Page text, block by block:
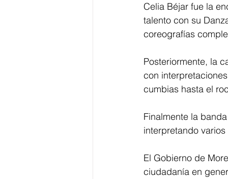
Celia Béjar fue la
talento con su
coreografías
Posteriormente, la
con
cumbias hasta el
Finalmente la
interpretando
El Gobierno de
ciudadanía en